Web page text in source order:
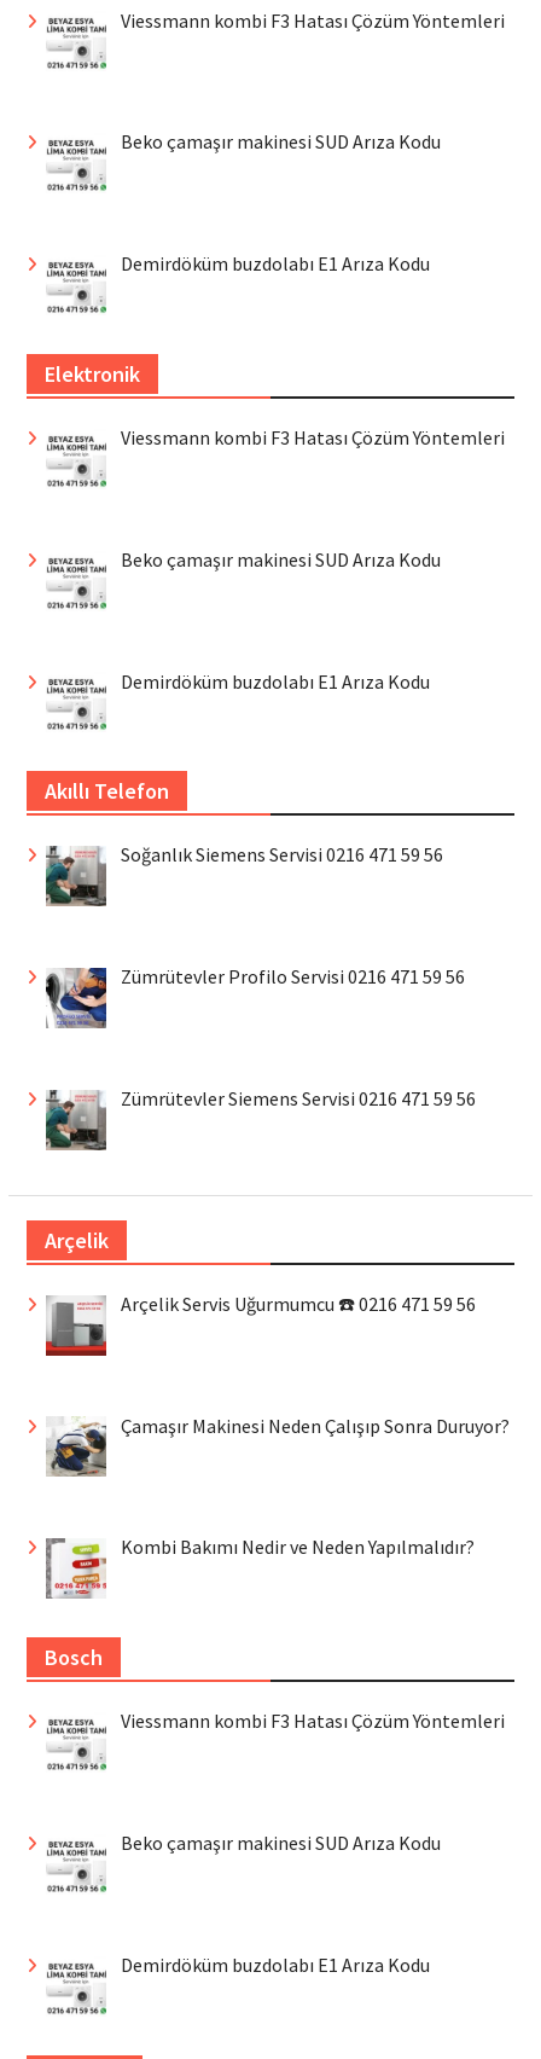
Viessmann kombi F3 Hatası Çözüm Yöntemleri
Beko çamaşır makinesi SUD Arıza Kodu
Demirdöküm buzdolabı E1 Arıza Kodu
Elektronik
Viessmann kombi F3 Hatası Çözüm Yöntemleri
Beko çamaşır makinesi SUD Arıza Kodu
Demirdöküm buzdolabı E1 Arıza Kodu
Akıllı Telefon
Soğanlık Siemens Servisi 0216 471 59 56
Zümrütevler Profilo Servisi 0216 471 59 56
Zümrütevler Siemens Servisi 0216 471 59 56
Arçelik
Arçelik Servis Uğurmumcu ☎️ 0216 471 59 56
Çamaşır Makinesi Neden Çalışıp Sonra Duruyor?
Kombi Bakımı Nedir ve Neden Yapılmalıdır?
Bosch
Viessmann kombi F3 Hatası Çözüm Yöntemleri
Beko çamaşır makinesi SUD Arıza Kodu
Demirdöküm buzdolabı E1 Arıza Kodu